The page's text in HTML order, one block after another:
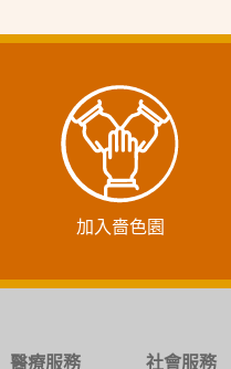
加入嗇色園
醫療服務 社會服務